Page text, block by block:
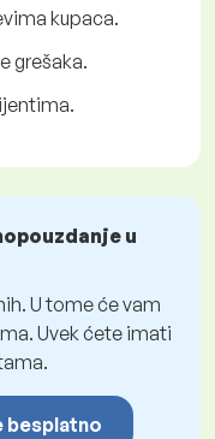
kupaca.
grešaka.
u
U tome će vam
Uvek ćete imati
besplatno